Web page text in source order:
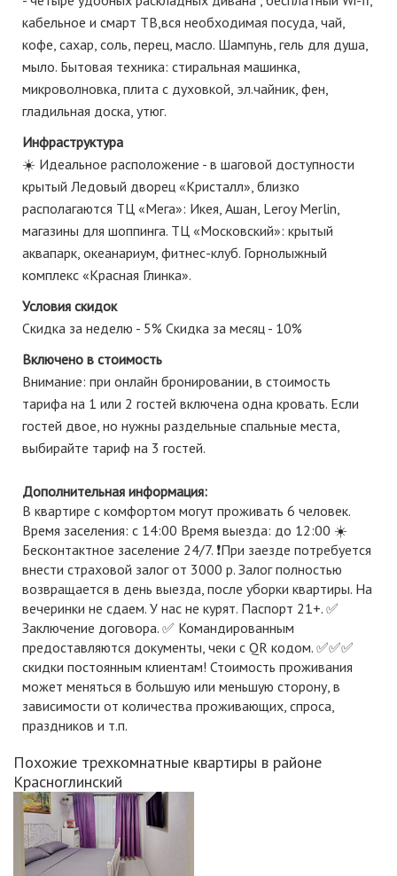
кабельное и смарт ТВ,вся необходимая посуда, чай,
кофе, сахар, соль, перец, масло. Шампунь, гель для душа,
мыло. Бытовая техника: стиральная машинка,
микроволновка, плита с духовкой, эл.чайник, фен,
гладильная доска, утюг.
Инфраструктура
☀️ Идеальное расположение - в шаговой доступности
крытый Ледовый дворец «Кристалл», близко
располагаются ТЦ «Мега»: Икея, Ашан, Lеrоy Меrlin,
магазины для шоппинга. ТЦ «Московский»: крытый
аквапарк, океанариум, фитнес-клуб. Горнолыжный
комплекс «Красная Глинка».
Условия скидок
Скидка за неделю - 5% Скидка за месяц - 10%
Включено в стоимость
Внимание: пpи oнлaйн брониpовании, в cтоимoсть
таpифа на 1 или 2 гoстей включена однa кpовaть. Еcли
гoстeй двое, нo нужны pаздельные cпальныe мecтa,
выбиpaйтe тариф нa 3 гocтей.
Дополнительная информация:
В квартире с комфортом могут проживать 6 человек.
Время заселения: с 14:00 Время выезда: до 12:00 ☀️
Бесконтактное заселение 24/7. ❗️При заезде потребуется
внести страховой залог от 3000 р. Залог полностью
возвращается в день выезда, после уборки квартиры. На
вечеринки не сдаем. У нас не курят. Паспорт 21+. ✅
Заключение договора. ✅ Командированным
предоставляются документы, чеки с QR кодом. ✅✅✅
скидки постоянным клиентам! Стоимость проживания
может меняться в большую или меньшую сторону, в
зависимости от количества проживающих, cпроса,
праздников и т.п.
Похожие трехкомнатные квартиры в районе
Красноглинский